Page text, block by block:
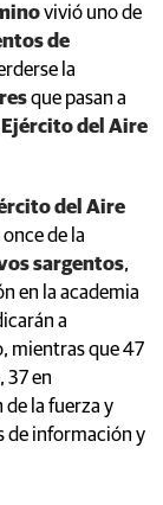
vivió uno de
de
la
que pasan a
Ejército del Aire
del Aire
de la
sargentos,
en la academia
a
mientras que 47
37 en
la fuerza y
de información y